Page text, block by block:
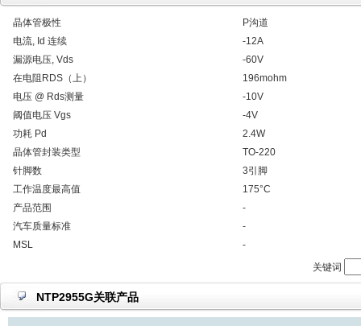
晶体管极性
P沟道
电流, Id 连续
-12A
漏源电压, Vds
-60V
在电阻RDS（上）
196mohm
电压 @ Rds测量
-10V
阈值电压 Vgs
-4V
功耗 Pd
2.4W
晶体管封装类型
TO-220
针脚数
3引脚
工作温度最高值
175°C
产品范围
-
汽车质量标准
-
MSL
-
关键词
NTP2955G关联产品